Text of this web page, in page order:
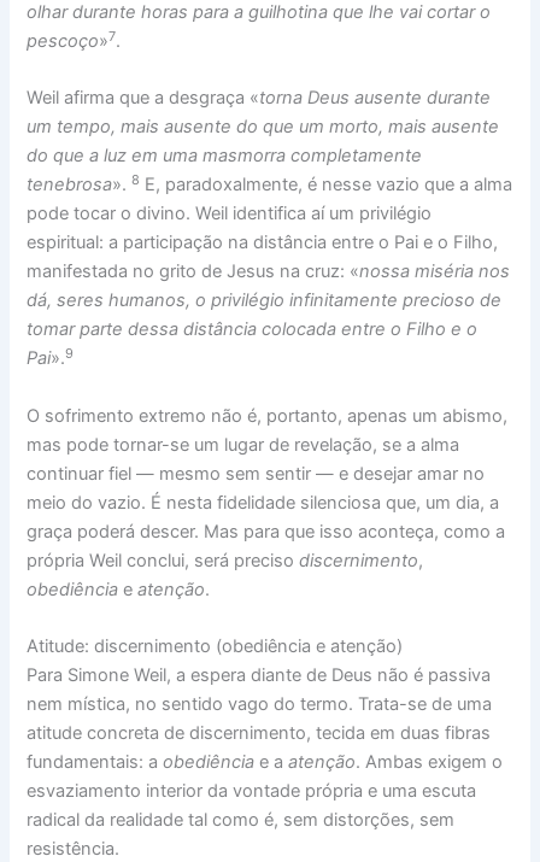
olhar durante horas para a guilhotina que lhe vai cortar o
pescoço»7.
Weil afirma que a desgraça «torna Deus ausente durante
um tempo, mais ausente do que um morto, mais ausente
do que a luz em uma masmorra completamente
tenebrosa».8 E, paradoxalmente, é nesse vazio que a alma
pode tocar o divino. Weil identifica aí um privilégio
espiritual: a participação na distância entre o Pai e o Filho,
manifestada no grito de Jesus na cruz: «nossa miséria nos
dá, seres humanos, o privilégio infinitamente precioso de
tomar parte dessa distância colocada entre o Filho e o
Pai».9
O sofrimento extremo não é, portanto, apenas um abismo,
mas pode tornar-se um lugar de revelação, se a alma
continuar fiel — mesmo sem sentir — e desejar amar no
meio do vazio. É nesta fidelidade silenciosa que, um dia, a
graça poderá descer. Mas para que isso aconteça, como a
própria Weil conclui, será precisodiscernimento,
obediênciaeatenção.
Atitude: discernimento (obediência e atenção)
Para Simone Weil, a espera diante de Deus não é passiva
nem mística, no sentido vago do termo. Trata-se de uma
atitude concreta de discernimento, tecida em duas fibras
fundamentais: aobediênciae aatenção. Ambas exigem o
esvaziamento interior da vontade própria e uma escuta
radical da realidade tal como é, sem distorções, sem
resistência.